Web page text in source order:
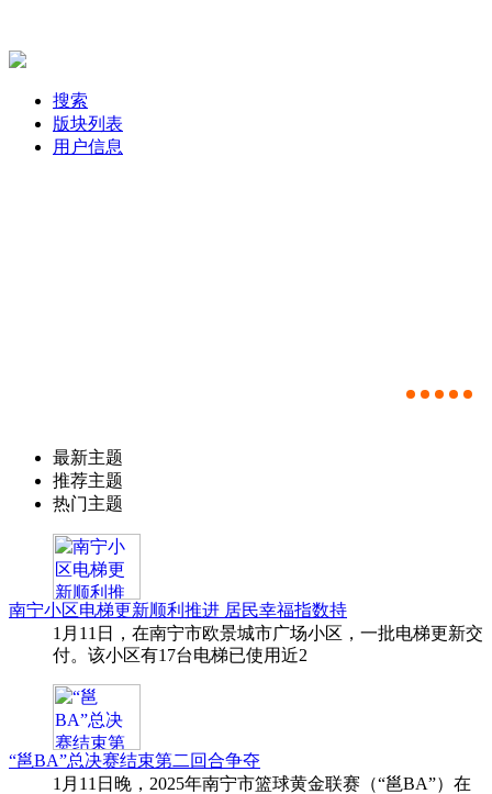
搜索
版块列表
用户信息
最新主题
推荐主题
热门主题
南宁小区电梯更新顺利推进 居民幸福指数持
1月11日，在南宁市欧景城市广场小区，一批电梯更新交
付。该小区有17台电梯已使用近2
“邕BA”总决赛结束第二回合争夺​
1月11日晚，2025年南宁市篮球黄金联赛（“邕BA”）在